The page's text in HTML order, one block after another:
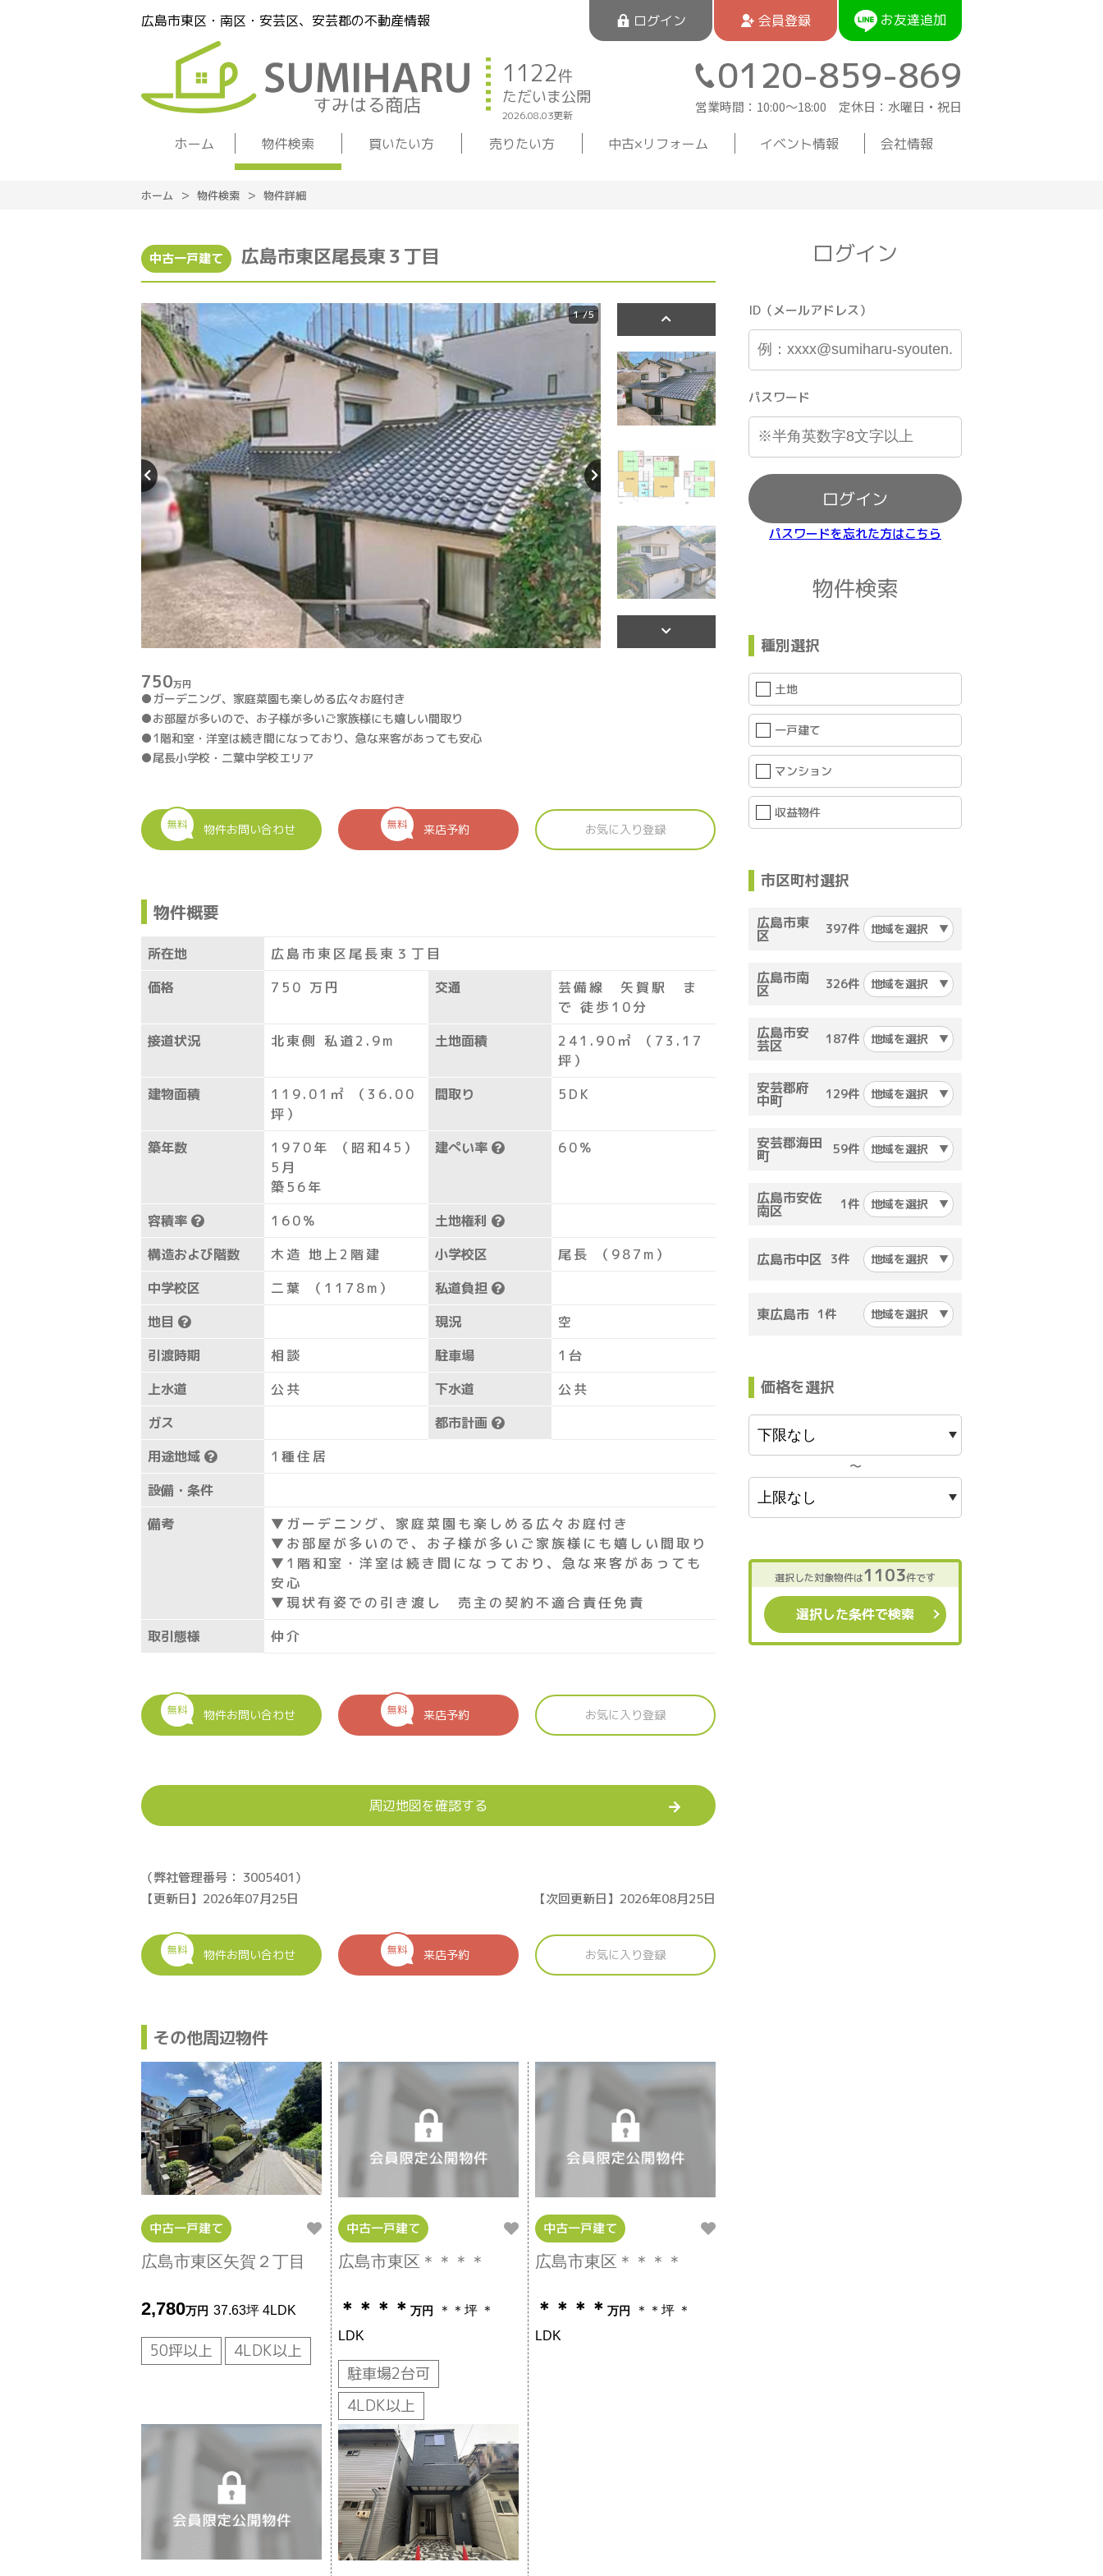
広島市東区・南区・安芸区、安芸郡の不動産情報 ログイン 会員登録 お友達追加
1122件
ただいま公開
2026.08.03更新
0120-859-869
営業時間：10:00〜18:00 定休日：水曜日・祝日
ホーム 物件検索 買いたい方 売りたい方 中古×リフォーム イベント情報 会社情報
ホーム 物件検索 物件詳細
中古一戸建て 広島市東区尾長東３丁目
1/5
750万円
●ガーデニング、家庭菜園も楽しめる広々お庭付き
●お部屋が多いので、お子様が多いご家族様にも嬉しい間取り
●1階和室・洋室は続き間になっており、急な来客があっても安心
●尾長小学校・二葉中学校エリア
無料 物件お問い合わせ 無料 来店予約 お気に入り登録
物件概要
所在地
広島市東区尾長東３丁目
価格
750 万円 交通
芸備線 矢賀駅 ま
で 徒歩10分
接道状況
北東側 私道2.9m 土地面積
241.90㎡ （73.17
坪）
建物面積
119.01㎡ （36.00
坪）
間取り 5DK
築年数
1970年 （昭和45）
5月
築56年
建ぺい率 60%
容積率 160%
土地権利
構造および階数
木造 地上2階建 小学校区
尾長 （987m）
中学校区
二葉 （1178m）
私道負担
地目
現況
空
引渡時期
相談 駐車場
1台
上水道
公共 下水道
公共
ガス
都市計画
用途地域
1種住居
設備・条件
備考
▼ガーデニング、家庭菜園も楽しめる広々お庭付き
▼お部屋が多いので、お子様が多いご家族様にも嬉しい間取り
▼1階和室・洋室は続き間になっており、急な来客があっても
安心
▼現状有姿での引き渡し 売主の契約不適合責任免責
取引態様
仲介
無料 物件お問い合わせ 無料 来店予約 お気に入り登録
周辺地図を確認する
（弊社管理番号： 3005401）
【更新日】2026年07月25日
【次回更新日】2026年08月25日
無料 物件お問い合わせ 無料 来店予約 お気に入り登録
その他周辺物件
中古一戸建て
広島市東区矢賀２丁目
2,780万円 37.63坪 4LDK
50坪以上 4LDK以上
中古一戸建て
広島市東区＊＊＊＊
＊＊＊＊ 万円 ＊＊坪 ＊
LDK
駐車場2台可
4LDK以上
中古一戸建て
広島市東区＊＊＊＊
＊＊＊＊ 万円 ＊＊坪 ＊
LDK
ログイン
ID（メールアドレス）
パスワード
ログイン
パスワードを忘れた方はこちら
物件検索
種別選択
土地
一戸建て
マンション
収益物件
市区町村選択
広島市東
区 397件 地域を選択
広島市南
区 326件 地域を選択
広島市安
芸区 187件 地域を選択
安芸郡府
中町 129件 地域を選択
安芸郡海田
町 59件 地域を選択
広島市安佐
南区 1件 地域を選択
広島市中区 3件 地域を選択
東広島市 1件 地域を選択
価格を選択
〜
選択した対象物件は1103件です
選択した条件で検索